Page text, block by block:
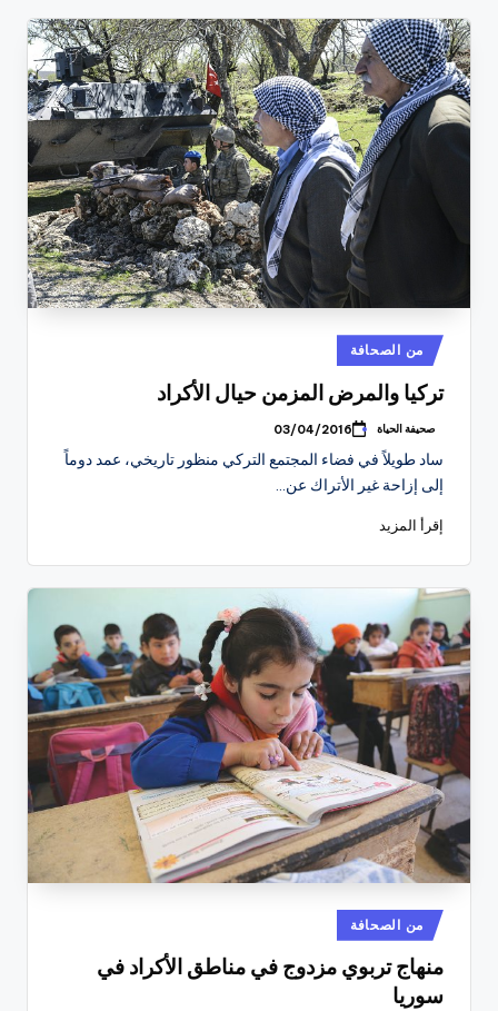
نُشر
في
من الصحافة
تركيا والمرض المزمن حيال الأكراد
تمّ
بواسطة
صحيفة الحياة 03/04/2016
ساد طويلاً في فضاء المجتمع التركي منظور تاريخي، عمد دوماً
إلى إزاحة غير الأتراك عن…
إقرأ المزيد
نُشر
في
من الصحافة
منهاج تربوي مزدوج في مناطق الأكراد في
سوريا